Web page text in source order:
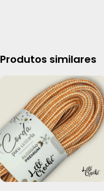
Produtos similares